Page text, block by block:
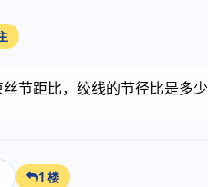
节距比，绞线的节径比是多少
1 楼